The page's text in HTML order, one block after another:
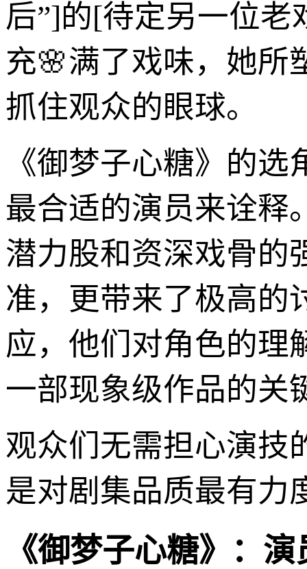
后”]的[待定另一位
充🌸满了戏味，她所
抓住观众的眼球。
《御梦子心糖》的
最合适的演员来诠释
潜力股和资深戏骨的
准，更带来了极高的
应，他们对角色的理
一部现象级作品的关
观众们无需担心演技
是对剧集品质最有力
《御梦子心糖》：